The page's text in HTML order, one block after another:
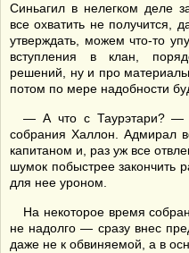
Синьагил в нелегком деле
все охватить не получится,
утверждать, можем что-то
вступления в клан,
решений, ну и про
потом по мере надобности
— А что с Таурэтари? —
собрания Халлон. Адмирал
капитаном и, раз уж все
шумок побыстрее закончить
для нее уроном.
На некоторое время
не надолго — сразу внес
даже не к обвиняемой, а в